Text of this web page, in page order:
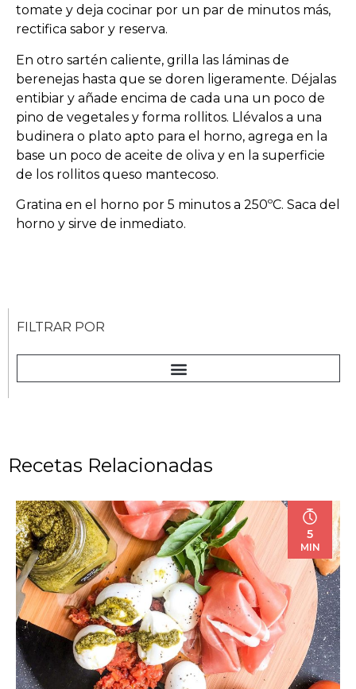
tomate y deja cocinar por un par de minutos más,
rectifica sabor y reserva.
En otro sartén caliente, grilla las láminas de
berenejas hasta que se doren ligeramente. Déjalas
entibiar y añade encima de cada una un poco de
pino de vegetales y forma rollitos. Llévalos a una
budinera o plato apto para el horno, agrega en la
base un poco de aceite de oliva y en la superficie
de los rollitos queso mantecoso.
Gratina en el horno por 5 minutos a 250ºC. Saca del
horno y sirve de inmediato.
FILTRAR POR
Recetas Relacionadas
5
MIN